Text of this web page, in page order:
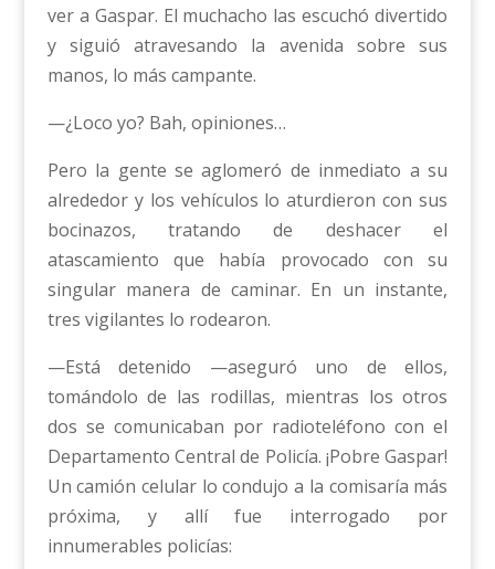
ver a Gaspar. El muchacho las escuchó divertido
y siguió atravesando la avenida sobre sus
manos, lo más campante.
—¿Loco yo? Bah, opiniones…
Pero la gente se aglomeró de inmediato a su
alrededor y los vehículos lo aturdieron con sus
bocinazos, tratando de deshacer el
atascamiento que había provocado con su
singular manera de caminar. En un instante,
tres vigilantes lo rodearon.
—Está detenido —aseguró uno de ellos,
tomándolo de las rodillas, mientras los otros
dos se comunicaban por radioteléfono con el
Departamento Central de Policía. ¡Pobre Gaspar!
Un camión celular lo condujo a la comisaría más
próxima, y allí fue interrogado por
innumerables policías: